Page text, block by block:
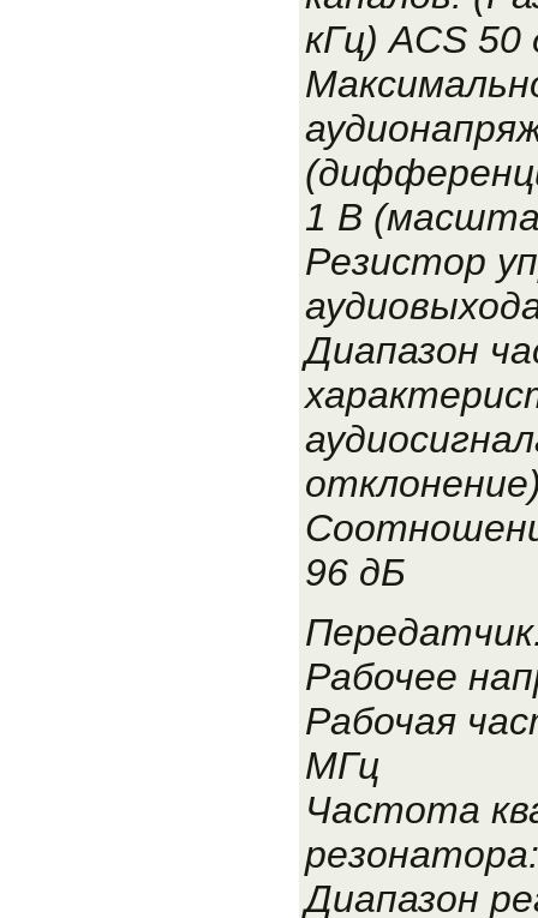
кГц) ACS 50
1 В
Резистор
Диапазон
96 дБ
Рабочее
Рабочая
МГц
Частота
Диапазон